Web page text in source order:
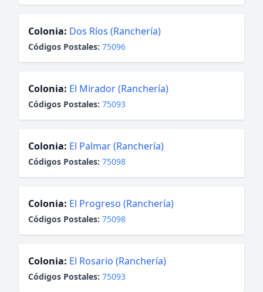
Colonia: Dos Ríos (Ranchería)
Códigos Postales: 75096
Colonia: El Mirador (Ranchería)
Códigos Postales: 75093
Colonia: El Palmar (Ranchería)
Códigos Postales: 75098
Colonia: El Progreso (Ranchería)
Códigos Postales: 75098
Colonia: El Rosario (Ranchería)
Códigos Postales: 75093